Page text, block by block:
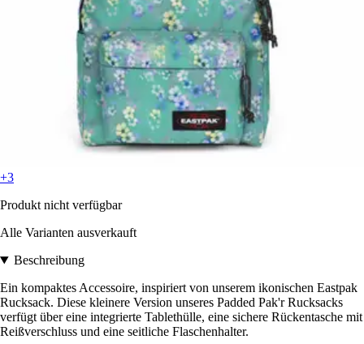
+3
Produkt nicht verfügbar
Alle Varianten ausverkauft
Beschreibung
Ein kompaktes Accessoire, inspiriert von unserem ikonischen Eastpak
Rucksack. Diese kleinere Version unseres Padded Pak'r Rucksacks
verfügt über eine integrierte Tablethülle, eine sichere Rückentasche mit
Reißverschluss und eine seitliche Flaschenhalter.